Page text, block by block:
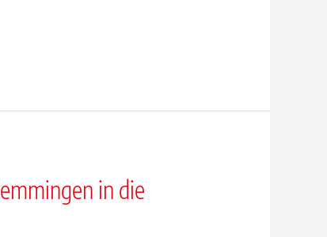
in die